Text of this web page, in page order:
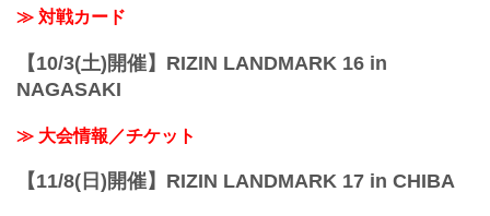
≫ 対戦カード
【10/3(土)開催】RIZIN LANDMARK 16 in
NAGASAKI
≫ 大会情報／チケット
【11/8(日)開催】RIZIN LANDMARK 17 in CHIBA